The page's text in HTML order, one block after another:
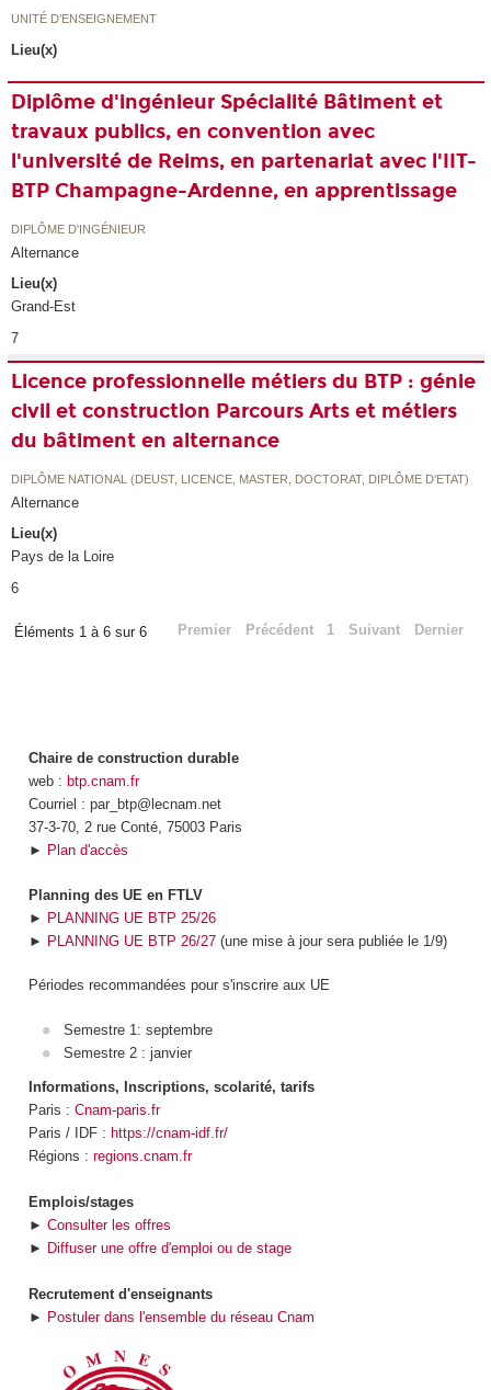
UNITÉ D’ENSEIGNEMENT
Lieu(x)
Diplôme d'ingénieur Spécialité Bâtiment et
travaux publics, en convention avec
l'université de Reims, en partenariat avec l'IIT-
BTP Champagne-Ardenne, en apprentissage
DIPLÔME D'INGÉNIEUR
Alternance
Lieu(x)
Grand-Est
7
Licence professionnelle métiers du BTP : génie
civil et construction Parcours Arts et métiers
du bâtiment en alternance
DIPLÔME NATIONAL (DEUST, LICENCE, MASTER, DOCTORAT, DIPLÔME D'ETAT)
Alternance
Lieu(x)
Pays de la Loire
6
Éléments 1 à 6 sur 6 Premier Précédent 1 Suivant Dernier
Chaire de construction durable
web : btp.cnam.fr
Courriel : par_btp@lecnam.net
37-3-70, 2 rue Conté, 75003 Paris
► Plan d'accès
Planning des UE en FTLV
► PLANNING UE BTP 25/26
► PLANNING UE BTP 26/27(une mise à jour sera publiée le 1/9)
Périodes recommandées pour s'inscrire aux UE
Semestre 1: septembre
Semestre 2 : janvier
Informations, Inscriptions, scolarité, tarifs
Paris : Cnam-paris.fr
Paris / IDF : https://cnam-idf.fr/
Régions : regions.cnam.fr
Emplois/stages
► Consulter les offres
► Diffuser une offre d'emploi ou de stage
Recrutement d'enseignants
► Postuler dans l'ensemble du réseau Cnam